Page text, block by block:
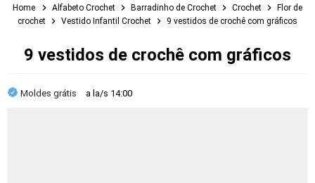
Home Alfabeto Crochet Barradinho de Crochet Crochet
Flor de
crochet
Vestido Infantil Crochet 9 vestidos de crochê com gráficos
9 vestidos de crochê com gráficos
Moldes grátis a la/s 14:00